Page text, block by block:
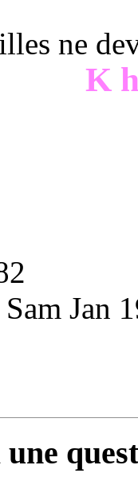
ne
K
Sam Jan